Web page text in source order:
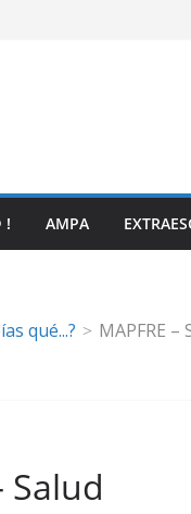
! AMPA
qué...? MAPFRE –
Salud